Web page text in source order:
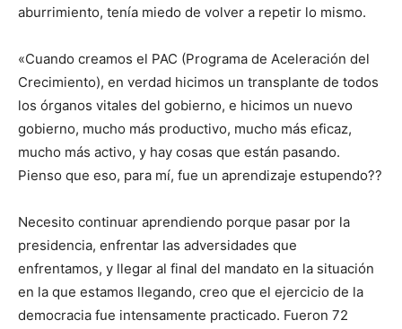
aburrimiento, tenía miedo de volver a repetir lo mismo.
«Cuando creamos el PAC (Programa de Aceleración del
Crecimiento), en verdad hicimos un transplante de todos
los órganos vitales del gobierno, e hicimos un nuevo
gobierno, mucho más productivo, mucho más eficaz,
mucho más activo, y hay cosas que están pasando.
Pienso que eso, para mí, fue un aprendizaje estupendo??
Necesito continuar aprendiendo porque pasar por la
presidencia, enfrentar las adversidades que
enfrentamos, y llegar al final del mandato en la situación
en la que estamos llegando, creo que el ejercicio de la
democracia fue intensamente practicado. Fueron 72